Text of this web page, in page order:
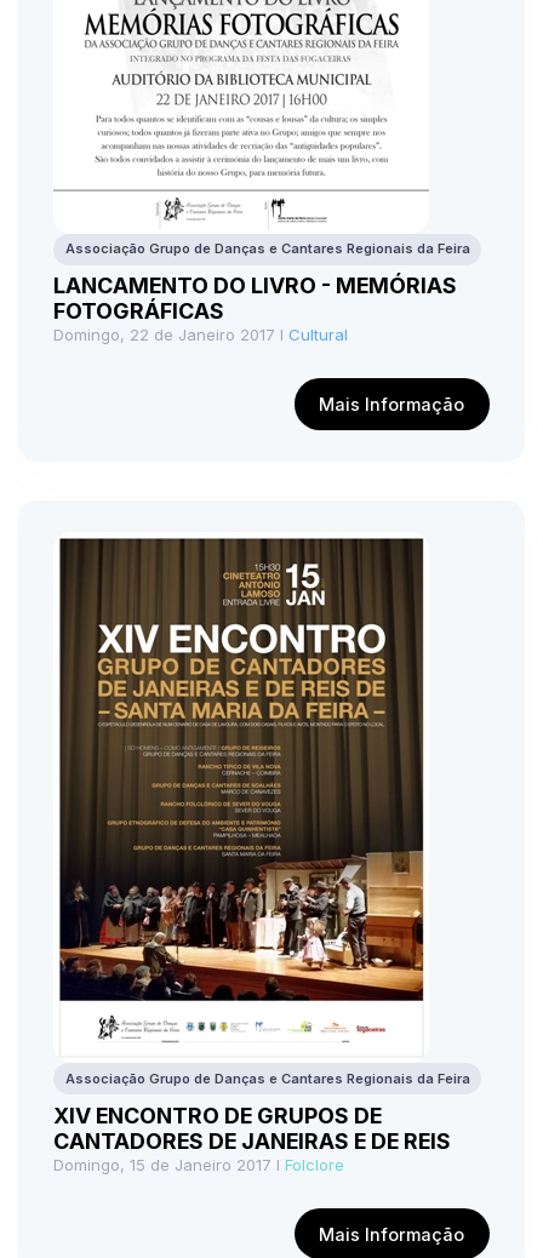
Associação Grupo de Danças e Cantares Regionais da Feira
LANCAMENTO DO LIVRO - MEMÓRIAS
FOTOGRÁFICAS
Domingo, 22 de Janeiro 2017 I Cultural
Mais Informação
Associação Grupo de Danças e Cantares Regionais da Feira
XIV ENCONTRO DE GRUPOS DE
CANTADORES DE JANEIRAS E DE REIS
Domingo, 15 de Janeiro 2017 IFolclore
Mais Informação